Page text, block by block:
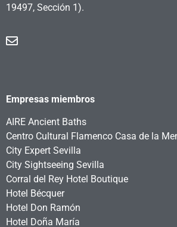
19497, Sección 1).
Empresas miembros
AIRE Ancient Baths
Centro Cultural Flamenco Casa de la
City Expert Sevilla
City Sightseeing Sevilla
Corral del Rey Hotel Boutique
Hotel Bécquer
Hotel Don Ramón
Hotel Doña María